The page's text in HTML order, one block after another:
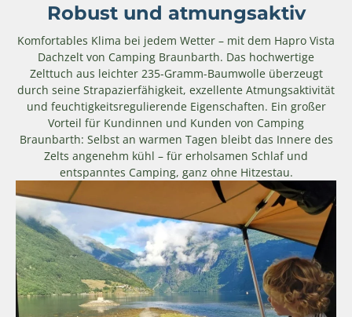
Robust und atmungsaktiv
Komfortables Klima bei jedem Wetter – mit dem Hapro Vista
Dachzelt von Camping Braunbarth. Das hochwertige
Zelttuch aus leichter 235-Gramm-Baumwolle überzeugt
durch seine Strapazierfähigkeit, exzellente Atmungsaktivität
und feuchtigkeitsregulierende Eigenschaften. Ein großer
Vorteil für Kundinnen und Kunden von Camping
Braunbarth: Selbst an warmen Tagen bleibt das Innere des
Zelts angenehm kühl – für erholsamen Schlaf und
entspanntes Camping, ganz ohne Hitzestau.